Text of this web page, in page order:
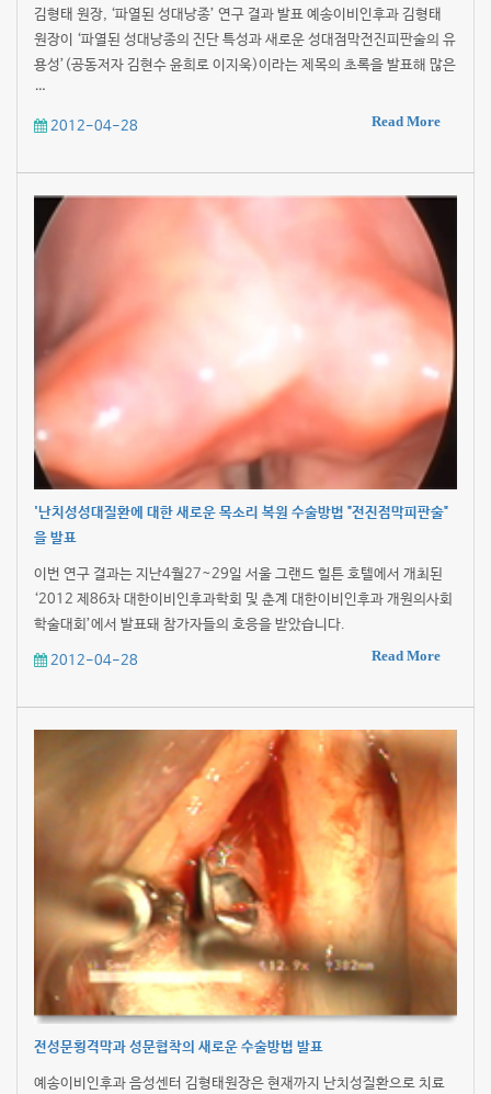
김형태 원장, ‘파열된 성대낭종’ 연구 결과 발표 예송이비인후과 김형태
원장이 ‘파열된 성대낭종의 진단 특성과 새로운 성대점막전진피판술의 유
용성’(공동저자 김현수 윤희로 이지욱)이라는 제목의 초록을 발표해 많은
…
2012-04-28 Read More
'난치성성대질환에 대한 새로운 목소리 복원 수술방법 "전진점막피판술"
을 발표
이번 연구 결과는 지난4월27~29일 서울 그랜드 힐튼 호텔에서 개최된
‘2012 제86차 대한이비인후과학회 및 춘계 대한이비인후과 개원의사회
학술대회’에서 발표돼 참가자들의 호응을 받았습니다.
2012-04-28 Read More
전성문횡격막과 성문협착의 새로운 수술방법 발표
예송이비인후과 음성센터 김형태원장은 현재까지 난치성질환으로 치료